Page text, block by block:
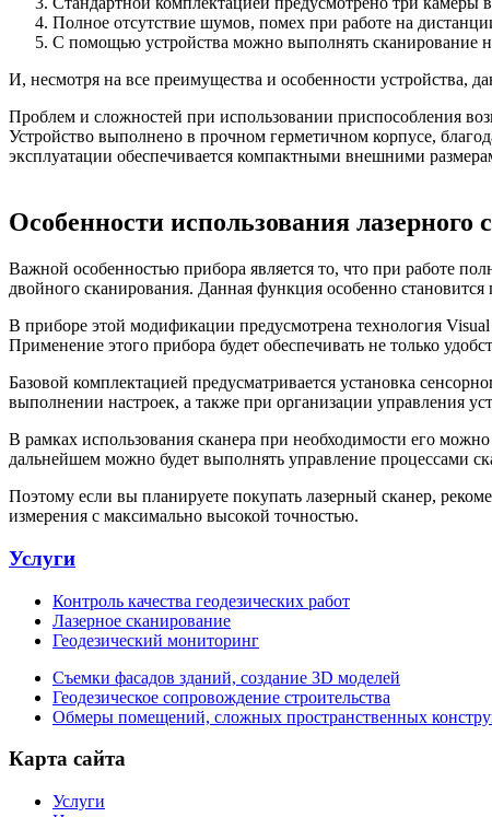
Полное отсутствие шумов, помех при работе на
С помощью устройства можно выполнять сканирование
И, несмотря на все преимущества и особенности устройства,
Проблем и сложностей при использовании приспособления
Устройство выполнено в прочном герметичном корпусе,
эксплуатации обеспечивается компактными внешними
Особенности использования лазерного
Важной особенностью прибора является то, что при работе
двойного сканирования. Данная функция особенно
В приборе этой модификации предусмотрена технология
Применение этого прибора будет обеспечивать не только
Базовой комплектацией предусматривается установка
выполнении настроек, а также при организации управления
В рамках использования сканера при необходимости его
дальнейшем можно будет выполнять управление процессами
Поэтому если вы планируете покупать лазерный сканер,
измерения с максимально высокой точностью.
Услуги
Контроль качества геодезических работ
Лазерное сканирование
Геодезический мониторинг
Съемки фасадов зданий, создание 3D моделей
Геодезическое сопровождение строительства
Обмеры помещений, сложных пространственных
Карта сайта
Услуги